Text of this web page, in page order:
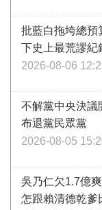
批藍白拖垮總
下史上最荒謬紀
2026-08-06
不解黨中央決
布退黨民眾黨
2026-08-05
吳乃仁欠1.7億
怎跟賴清德乾爹